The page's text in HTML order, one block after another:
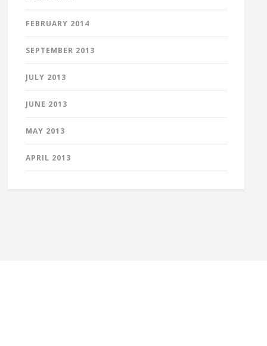
FEBRUARY 2014
SEPTEMBER 2013
JULY 2013
JUNE 2013
MAY 2013
APRIL 2013